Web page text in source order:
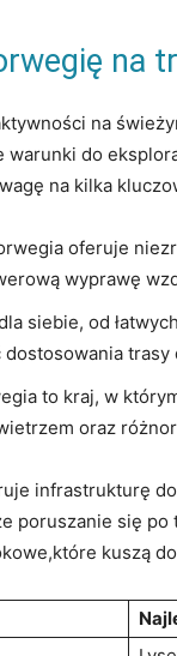
na
⁤na
do
na kilka
oferuje
wyprawę
siebie, od
to kraj, w
oraz
infrastrukturę
poruszanie ⁣się
kuszą